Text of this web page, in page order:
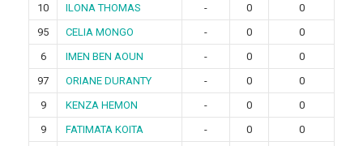
10 ILONA THOMAS - 0
0
95
CELIA MONGO - 0
0
6
IMEN BEN AOUN - 0
0
97
ORIANE DURANTY - 0
0
9
KENZA HEMON - 0
0
9
FATIMATA KOITA - 0
0